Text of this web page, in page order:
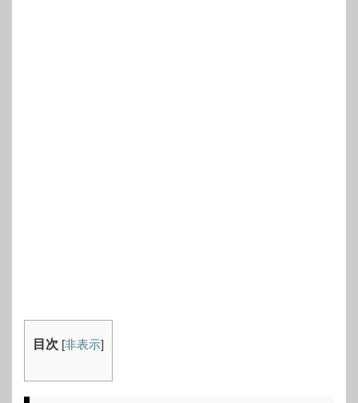
目次 [非表示]